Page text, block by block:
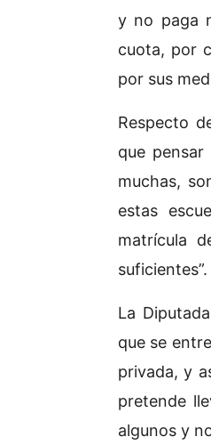
y no paga
cuota, por
por sus
Respecto
que
muchas,
estas
matrícula
suficientes”.
La
que se
privada, y
pretende
algunos y